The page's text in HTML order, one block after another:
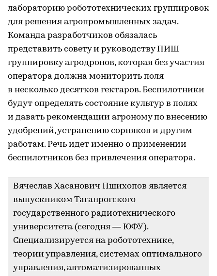
лабораторию робототехнических группировок
для решения агропромышленных задач.
Команда разработчиков обязалась
представить совету и руководству ПИШ
группировку агродронов, которая без участия
оператора должна мониторить поля
в несколько десятков гектаров. Беспилотники
будут определять состояние культур в полях
и давать рекомендации агроному по внесению
удобрений, устранению сорняков и другим
работам. Речь идет именно о применении
беспилотников без привлечения оператора.
Вячеслав Хасанович Пшихопов является
выпускником Таганрогского
государственного радиотехнического
университета (сегодня — ЮФУ).
Специализируется на робототехнике,
теории управления, системах оптимального
управления, автоматизированных